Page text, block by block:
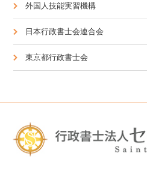
外国人技能実習機構
日本行政書士会連合会
東京都行政書士会